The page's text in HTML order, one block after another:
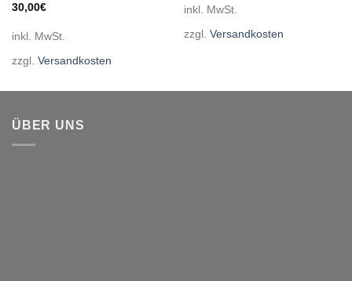
30,00€
inkl. MwSt.
zzgl. Versandkosten
inkl. MwSt.
zzgl. Versandkosten
ÜBER UNS